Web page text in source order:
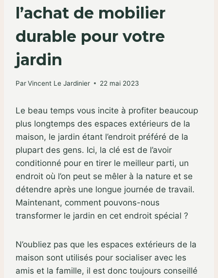
l’achat de mobilier
durable pour votre
jardin
ParVincent Le Jardinier 22 mai 2023
Le beau temps vous incite à profiter beaucoup
plus longtemps des espaces extérieurs de la
maison, le jardin étant l’endroit préféré de la
plupart des gens. Ici, la clé est de l’avoir
conditionné pour en tirer le meilleur parti, un
endroit où l’on peut se mêler à la nature et se
détendre après une longue journée de travail.
Maintenant, comment pouvons-nous
transformer le jardin en cet endroit spécial ?
N’oubliez pas que les espaces extérieurs de la
maison sont utilisés pour socialiser avec les
amis et la famille, il est donc toujours conseillé